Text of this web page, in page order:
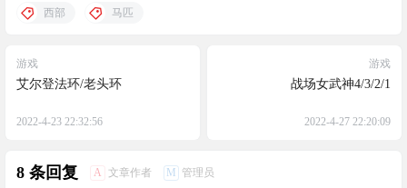
西部 马匹
游戏
艾尔登法环/老头环
2022-4-23 22:32:56
游戏
战场女武神4/3/2/1
2022-4-27 22:20:09
8 条回复 A 文章作者 M 管理员